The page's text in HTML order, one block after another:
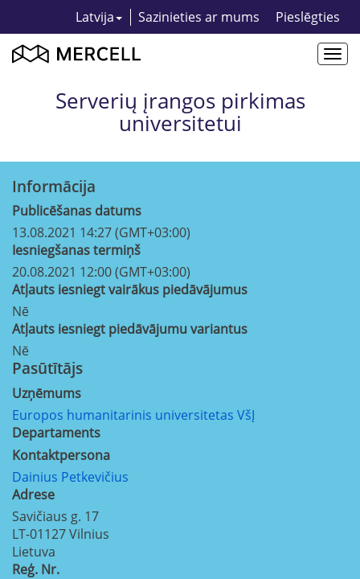
Latvija Sazinieties ar mums Pieslēgties
Serverių įrangos pirkimas
universitetui
Informācija
Publicēšanas datums
13.08.2021 14:27 (GMT+03:00)
Iesniegšanas termiņš
20.08.2021 12:00 (GMT+03:00)
Atļauts iesniegt vairākus piedāvājumus
Nē
Atļauts iesniegt piedāvājumu variantus
Nē
Pasūtītājs
Uzņēmums
Europos humanitarinis universitetas VšĮ
Departaments
Kontaktpersona
Dainius Petkevičius
Adrese
Savičiaus g. 17
LT-01127Vilnius
Lietuva
Reģ. Nr.